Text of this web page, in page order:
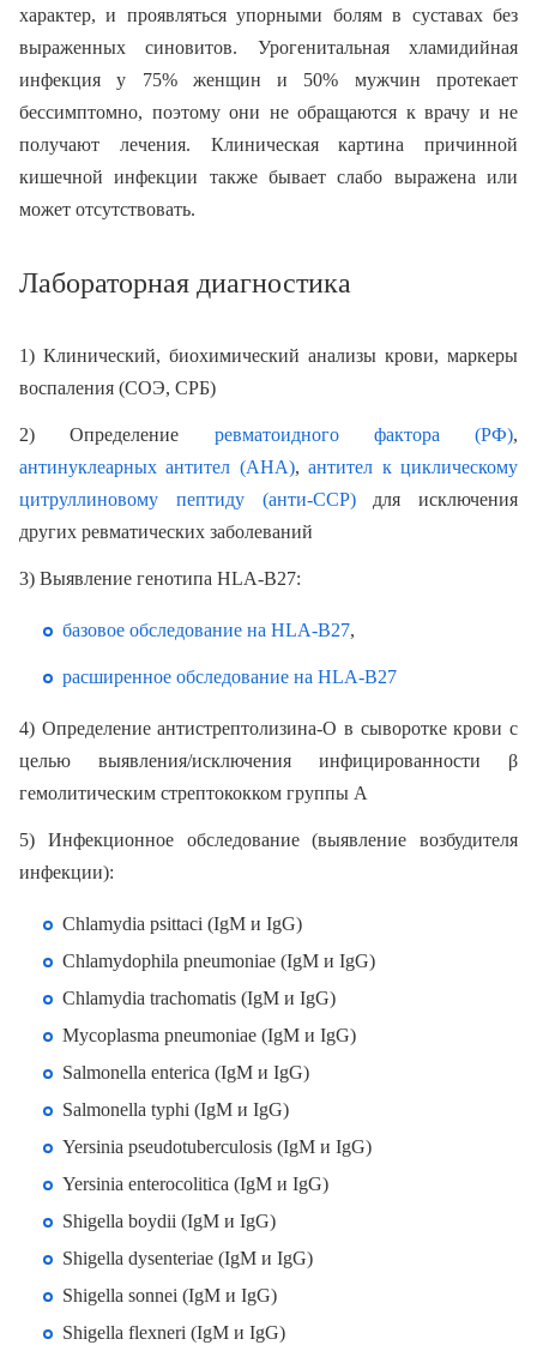
характер, и проявляться упорными болям в суставах без
выраженных синовитов. Урогенитальная хламидийная
инфекция у 75% женщин и 50% мужчин протекает
бессимптомно, поэтому они не обращаются к врачу и не
получают лечения. Клиническая картина причинной
кишечной инфекции также бывает слабо выражена или
может отсутствовать.
Лабораторная диагностика
1) Клинический, биохимический анализы крови, маркеры
воспаления (СОЭ, СРБ)
2) Определение ревматоидного фактора (РФ),
антинуклеарных антител (АНА),антител к циклическому
цитруллиновому пептиду (анти-ССР)для исключения
других ревматических заболеваний
3) Выявление генотипа HLA-В27:
базовое обследование на HLA-В27,
расширенное обследование на HLA-В27
4) Определение антистрептолизина-O в сыворотке крови с
целью выявления/исключения инфицированности β
гемолитическим стрептококком группы А
5) Инфекционное обследование (выявление возбудителя
инфекции):
Chlamydia psittaci (IgM и IgG)
Chlamydophila pneumoniae (IgM и IgG)
Chlamydia trachomatis (IgM и IgG)
Mycoplasma pneumoniae (IgM и IgG)
Salmonella enterica (IgM и IgG)
Salmonella typhi (IgM и IgG)
Yersinia pseudotuberculosis (IgM и IgG)
Yersinia enterocolitica (IgM и IgG)
Shigella boydii (IgM и IgG)
Shigella dysenteriae (IgM и IgG)
Shigella sonnei (IgM и IgG)
Shigella flexneri (IgM и IgG)